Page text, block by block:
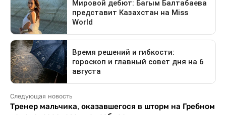
Следующая новость
Тренер мальчика, оказавшегося в шторм на Гребном